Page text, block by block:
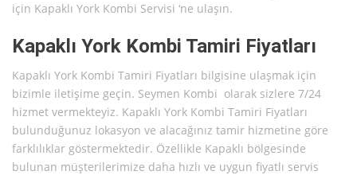
için Kapaklı York Kombi Servisi ‘ne ulaşın.
Kapaklı York Kombi Tamiri Fiyatları
Kapaklı York Kombi Tamiri Fiyatları bilgisine ulaşmak için
bizimle iletişime geçin. Seymen Kombi olarak sizlere 7/24
hizmet vermekteyiz. Kapaklı York Kombi Tamiri Fiyatları
bulunduğunuz lokasyon ve alacağınız tamir hizmetine göre
farklılıklar göstermektedir. Özellikle Kapaklı bölgesinde
bulunan müşterilerimize daha hızlı ve uygun fiyatlı servis